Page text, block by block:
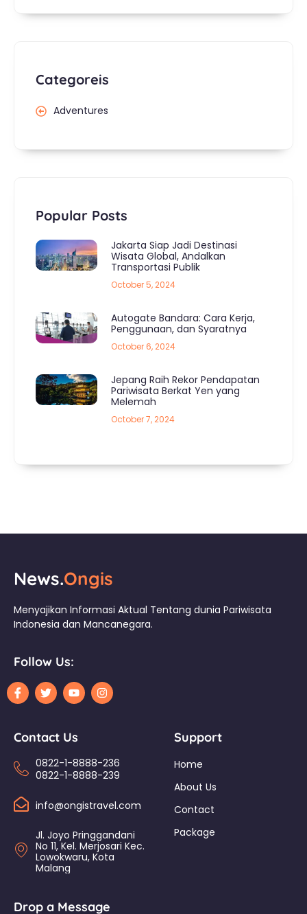
Categoreis
Adventures
Popular Posts
Jakarta Siap Jadi Destinasi
Wisata Global, Andalkan
Transportasi Publik
October 5, 2024
Autogate Bandara: Cara Kerja,
Penggunaan, dan Syaratnya
October 6, 2024
Jepang Raih Rekor Pendapatan
Pariwisata Berkat Yen yang
Melemah
October 7, 2024
News.Ongis
Menyajikan Informasi Aktual Tentang dunia Pariwisata
Indonesia dan Mancanegara.
Follow Us:
Contact Us
0822-1-8888-236
0822-1-8888-239
info@ongistravel.com
Jl. Joyo Pringgandani
No 11, Kel. Merjosari Kec.
Lowokwaru, Kota
Malang
Support
Home
About Us
Contact
Package
Drop a Message